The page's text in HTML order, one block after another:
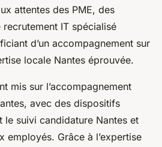
attentes des PME, des
IT spécialisé
d’un accompagnement sur
locale Nantes éprouvée.
mis sur l’accompagnement
avec des dispositifs
le suivi candidature Nantes et
employés. Grâce à l’expertise